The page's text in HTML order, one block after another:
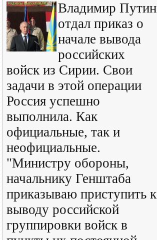
Владимир Путин
отдал приказ о
начале вывода
российских
войск из Сирии. Свои
задачи в этой операции
Россия успешно
выполнила. Как
официальные, так и
неофициальные.
"Министру обороны,
начальнику Генштаба
приказываю приступить к
выводу российской
группировки войск в